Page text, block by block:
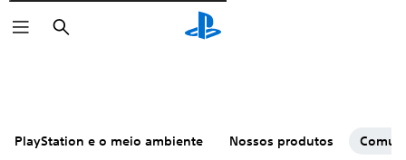
Pesquisar
PlayStation e o meio ambiente Nossos produtos